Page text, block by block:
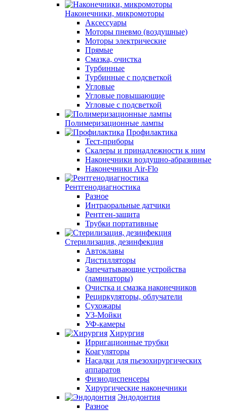
Наконечники, микромоторы
Аксессуары
Моторы пневмо (воздушные)
Моторы электрические
Прямые
Смазка, очистка
Турбинные
Турбинные с подсветкой
Угловые
Угловые повышающие
Угловые с подсветкой
Полимеризационные лампы
Профилактика
Тест-приборы
Скалеры и принадлежности к ним
Наконечники воздушно-абразивные
Наконечники Air-Flo
Рентгенодиагностика
Разное
Интраоральные датчики
Рентген-защита
Трубки портативные
Стерилизация, дезинфекция
Автоклавы
Дистилляторы
Запечатывающие устройства
(ламинаторы)
Очистка и смазка наконечников
Рециркуляторы, облучатели
Сухожары
УЗ-Мойки
УФ-камеры
Хирургия
Ирригационные трубки
Коагуляторы
Насадки для пьезохирургических
аппаратов
Физиодиспенсеры
Хирургические наконечники
Эндодонтия
Разное